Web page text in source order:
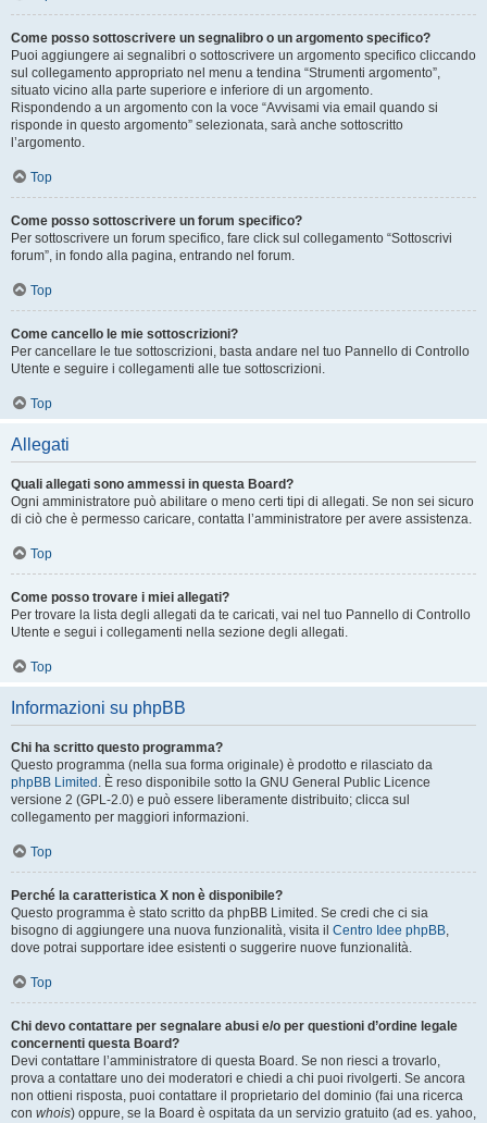
Come posso sottoscrivere un segnalibro o un argomento specifico?
Puoi aggiungere ai segnalibri o sottoscrivere un argomento specifico cliccando
sul collegamento appropriato nel menu a tendina “Strumenti argomento”,
situato vicino alla parte superiore e inferiore di un argomento.
Rispondendo a un argomento con la voce “Avvisami via email quando si
risponde in questo argomento” selezionata, sarà anche sottoscritto
l’argomento.
Top
Come posso sottoscrivere un forum specifico?
Per sottoscrivere un forum specifico, fare click sul collegamento “Sottoscrivi
forum”, in fondo alla pagina, entrando nel forum.
Top
Come cancello le mie sottoscrizioni?
Per cancellare le tue sottoscrizioni, basta andare nel tuo Pannello di Controllo
Utente e seguire i collegamenti alle tue sottoscrizioni.
Top
Allegati
Quali allegati sono ammessi in questa Board?
Ogni amministratore può abilitare o meno certi tipi di allegati. Se non sei sicuro
di ciò che è permesso caricare, contatta l’amministratore per avere assistenza.
Top
Come posso trovare i miei allegati?
Per trovare la lista degli allegati da te caricati, vai nel tuo Pannello di Controllo
Utente e segui i collegamenti nella sezione degli allegati.
Top
Informazioni su phpBB
Chi ha scritto questo programma?
Questo programma (nella sua forma originale) è prodotto e rilasciato da
phpBB Limited . È reso disponibile sotto la GNU General Public Licence
versione 2 (GPL-2.0) e può essere liberamente distribuito; clicca sul
collegamento per maggiori informazioni.
Top
Perché la caratteristica X non è disponibile?
Questo programma è stato scritto da phpBB Limited. Se credi che ci sia
bisogno di aggiungere una nuova funzionalità, visita il Centro Idee phpBB,
dove potrai supportare idee esistenti o suggerire nuove funzionalità.
Top
Chi devo contattare per segnalare abusi e/o per questioni d’ordine legale
concernenti questa Board?
Devi contattare l’amministratore di questa Board. Se non riesci a trovarlo,
prova a contattare uno dei moderatori e chiedi a chi puoi rivolgerti. Se ancora
non ottieni risposta, puoi contattare il proprietario del dominio (fai una ricerca
con whois) oppure, se la Board è ospitata da un servizio gratuito (ad es. yahoo,